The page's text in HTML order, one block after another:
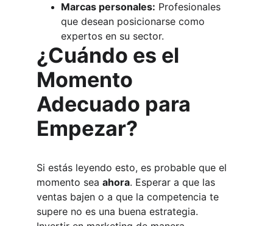
Marcas personales: Profesionales
que desean posicionarse como
expertos en su sector.
¿Cuándo es el
Momento
Adecuado para
Empezar?
Si estás leyendo esto, es probable que el
momento sea ahora. Esperar a que las
ventas bajen o a que la competencia te
supere no es una buena estrategia.